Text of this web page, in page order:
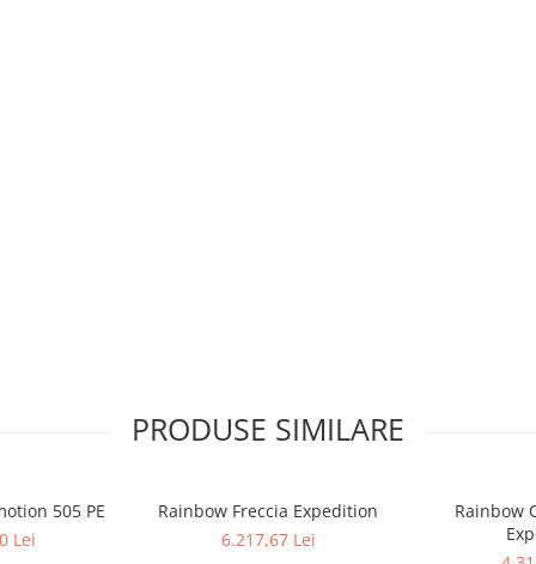
PRODUSE SIMILARE
505 PE
Lei
Rainbow Freccia Expedition
6.217,67 Lei
Rainbow